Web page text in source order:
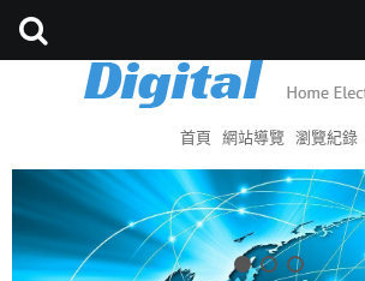
首頁 網站導覽 瀏覽紀錄